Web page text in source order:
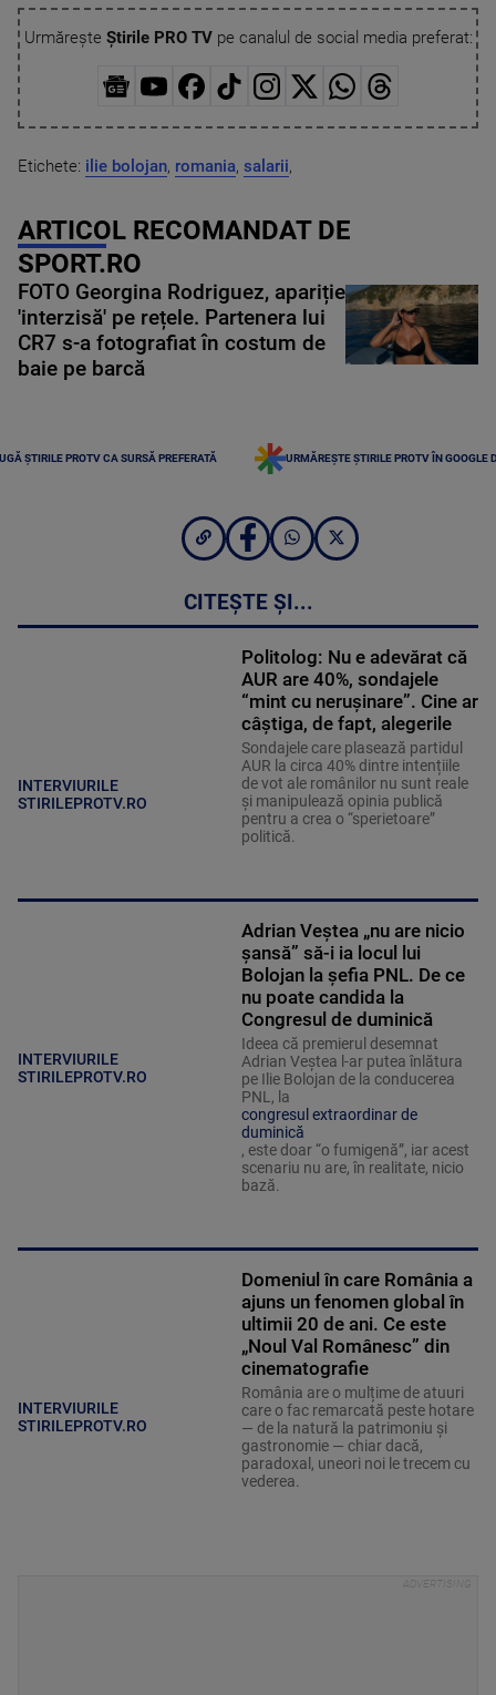
Urmărește Știrile PRO TVpe canalul de social media preferat:
Etichete: ilie bolojan, romania, salarii,
ARTICOL RECOMANDAT DE
SPORT.RO
FOTO Georgina Rodriguez, apariție
'interzisă' pe rețele. Partenera lui
CR7 s-a fotografiat în costum de
baie pe barcă
ȘTIRILE PROTV CA SURSĂ PREFERATĂ URMĂREȘTE ȘTIRILE PROTV ÎN GOOGLE
CITEȘTE ȘI...
INTERVIURILE
STIRILEPROTV.RO
Politolog: Nu e adevărat că
AUR are 40%, sondajele
“mint cu nerușinare”. Cine ar
câștiga, de fapt, alegerile
Sondajele care plasează partidul
AUR la circa 40% dintre intențiile
de vot ale românilor nu sunt reale
și manipulează opinia publică
pentru a crea o “sperietoare”
politică.
INTERVIURILE
STIRILEPROTV.RO
Adrian Veștea „nu are nicio
șansă” să-i ia locul lui
Bolojan la șefia PNL. De ce
nu poate candida la
Congresul de duminică
Ideea că premierul desemnat
Adrian Veștea l-ar putea înlătura
pe Ilie Bolojan de la conducerea
PNL, la
congresul extraordinar de
duminică
, este doar “o fumigenă”, iar acest
scenariu nu are, în realitate, nicio
bază.
INTERVIURILE
STIRILEPROTV.RO
Domeniul în care România a
ajuns un fenomen global în
ultimii 20 de ani. Ce este
„Noul Val Românesc” din
cinematografie
România are o mulțime de atuuri
care o fac remarcată peste hotare
— de la natură la patrimoniu și
gastronomie — chiar dacă,
paradoxal, uneori noi le trecem cu
vederea.